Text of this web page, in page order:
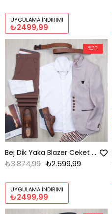
UYGULAMA İNDIRIMI
₺2499,99
Bej Dik Yaka Blazer Ceket Gömlek Pantolon Ayakkabı Kombin
₺2.599,99
₺3.874,99
UYGULAMA İNDIRIMI
₺2499,99
%33